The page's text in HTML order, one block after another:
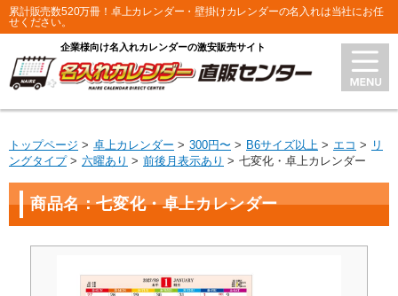
累計販売数520万冊！卓上カレンダー・壁掛けカレンダーの名入れは当社にお任
せください。
企業様向け名入れカレンダーの激安販売サイト
トップページ 卓上カレンダー 300円〜 B6サイズ以上 エコ
リ
ングタイプ
六曜あり 前後月表示あり 七変化・卓上カレンダー
商品名：七変化・卓上カレンダー